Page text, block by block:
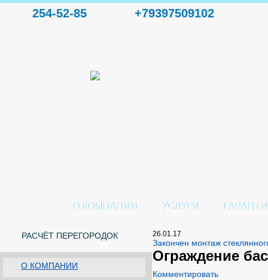
254-52-85 +79397509102
О КОМПАНИИ УСЛУГИ
РАСЧЁТ ПЕРЕГОРОДОК
О КОМПАНИИ
26.01.17
Закончен монтаж
Ограждение
Комментировать